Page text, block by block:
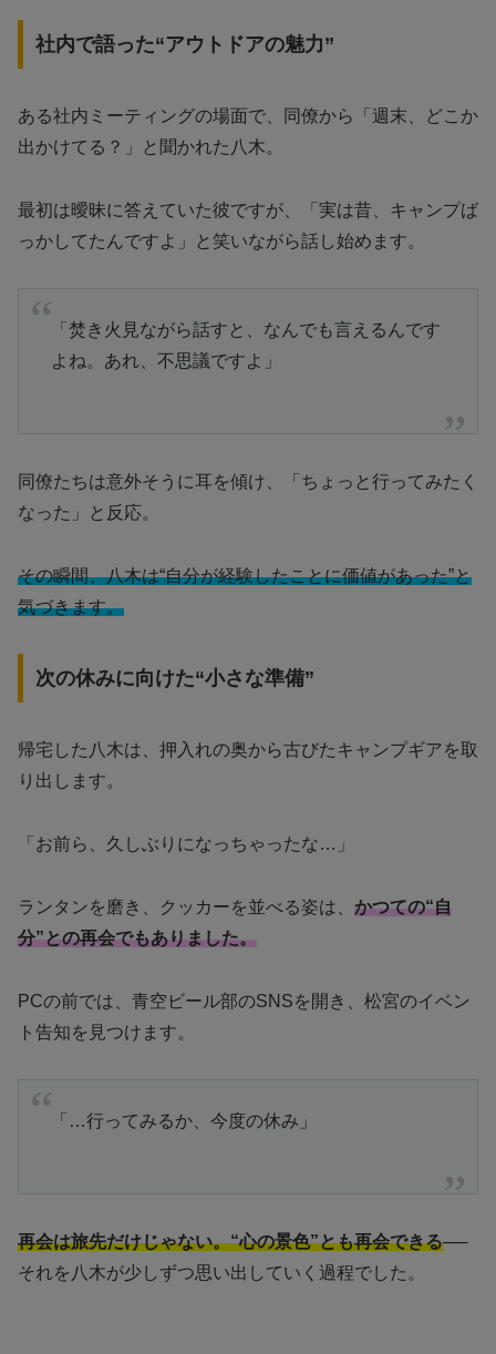
社内で語った“アウトドアの魅力”
ある社内ミーティングの場面で、同僚から「週末、どこか
出かけてる？」と聞かれた八木。
最初は曖昧に答えていた彼ですが、「実は昔、キャンプば
っかしてたんですよ」と笑いながら話し始めます。
「焚き火見ながら話すと、なんでも言えるんです
よね。あれ、不思議ですよ」
同僚たちは意外そうに耳を傾け、「ちょっと行ってみたく
なった」と反応。
その瞬間、八木は“自分が経験したことに価値があった”と
気づきます。
次の休みに向けた“小さな準備”
帰宅した八木は、押入れの奥から古びたキャンプギアを取
り出します。
「お前ら、久しぶりになっちゃったな…」
ランタンを磨き、クッカーを並べる姿は、 かつての“自
分”との再会でもありました。
PCの前では、青空ビール部のSNSを開き、松宮のイベン
ト告知を見つけます。
「…行ってみるか、今度の休み」
再会は旅先だけじゃない。“心の景色”とも再会できる──
それを八木が少しずつ思い出していく過程でした。